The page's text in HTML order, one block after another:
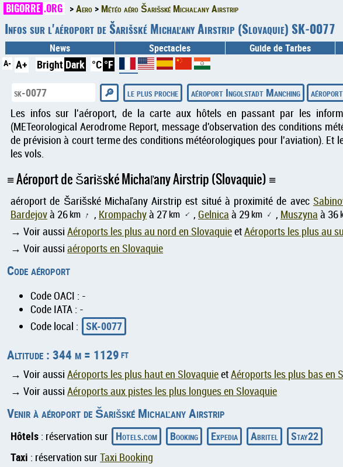
BIGORRE .ORG Aero Météo aéro Šarišské Michaľany Airstrip
Infos sur l'aéroport de Šarišské Michaľany Airstrip (Slovaquie) SK-0077
News Spectacles Guide de Tarbes
A- A+ Bright Dark °C °F
le plus proche
aéroport Ingolstadt Manching
Les infos sur l'aéroport, de la carte aux hôtels en passant par les
(METeorological Aerodrome Report, message d'observation des conditions
de prévision à court terme des conditions météorologiques pour l'aviation). Et
les vols.
Aéroport de Šarišské Michaľany Airstrip (Slovaquie)
aéroport de Šarišské Michaľany Airstrip est situé à proximité de avec
Bardejovà 26km ↑ , Krompachyà 27km ↑ , Gelnica à 29km ↑ , Muszyna à 36
→ Voir aussi Aéroports les plus au nord en SlovaquieetAéroports les plus au
→ Voir aussi aéroports en Slovaquie
Code aéroport
Code OACI : -
Code IATA : -
Code local :
SK-0077
Altitude : 344 m = 1129ft
→ Voir aussi Aéroports les plus haut en SlovaquieetAéroports les plus bas en
→ Voir aussi Aéroports aux pistes les plus longues en Slovaquie
Venir à aéroport de Šarišské Michaľany Airstrip
Hôtels : réservation sur Hotels.com Booking Expedia Abritel
Stay22
Taxi : réservation surTaxi Booking